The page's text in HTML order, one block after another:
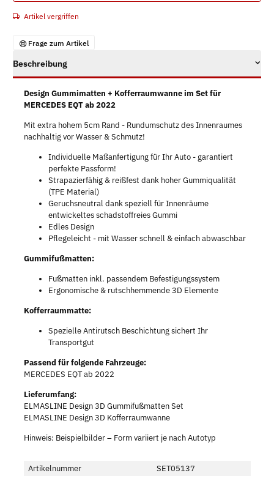
Artikel vergriffen
Frage zum Artikel
Beschreibung
Design Gummimatten + Kofferraumwanne im Set für
MERCEDES EQT ab 2022
Mit extra hohem 5cm Rand - Rundumschutz des Innenraumes
nachhaltig vor Wasser & Schmutz!
Individuelle Maßanfertigung für Ihr Auto - garantiert
perfekte Passform!
Strapazierfähig & reißfest dank hoher Gummiqualität
(TPE Material)
Geruchsneutral dank speziell für Innenräume
entwickeltes schadstoffreies Gummi
Edles Design
Pflegeleicht - mit Wasser schnell & einfach abwaschbar
Gummifußmatten:
Fußmatten inkl. passendem Befestigungssystem
Ergonomische & rutschhemmende 3D Elemente
Kofferraummatte:
Spezielle Antirutsch Beschichtung sichert Ihr
Transportgut
Passend für folgende Fahrzeuge:
MERCEDES EQT ab 2022
Lieferumfang:
ELMASLINE Design 3D Gummifußmatten Set
ELMASLINE Design 3D Kofferraumwanne
Hinweis: Beispielbilder – Form variiert je nach Autotyp
Artikelnummer SET05137